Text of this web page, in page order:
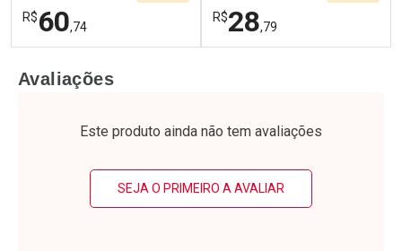
R$60,74
Laboratório
Por Menos
R$28,79
Laboratório
Por Menos
Avaliações
Este produto ainda não tem avaliações
SEJA O PRIMEIRO A AVALIAR